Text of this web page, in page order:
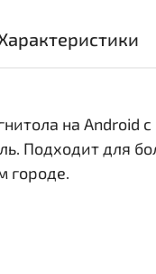
на
Подходит для
городе.